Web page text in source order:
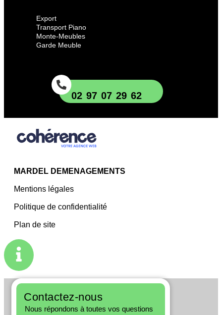
Export
Transport Piano
Monte-Meubles
Garde Meuble
02 97 07 29 62
MARDEL DEMENAGEMENTS
Mentions légales
Politique de confidentialité
Plan de site
Contactez-nous
Nous répondons à toutes vos questions